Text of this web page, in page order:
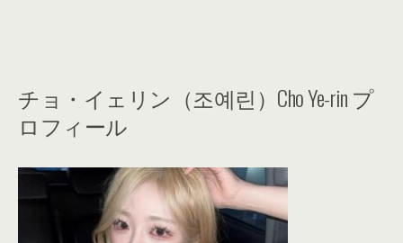
チョ・イェリン（조예린）Cho Ye-rin プ
ロフィール